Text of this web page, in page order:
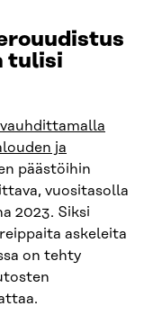
tulisi
ja
päästöihin
vuositasolla
2023. Siksi
askeleita
on tehty